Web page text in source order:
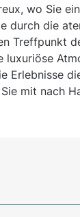
wo Sie
durch die
Treffpunkt
luxuriöse
Erlebnisse
mit nach